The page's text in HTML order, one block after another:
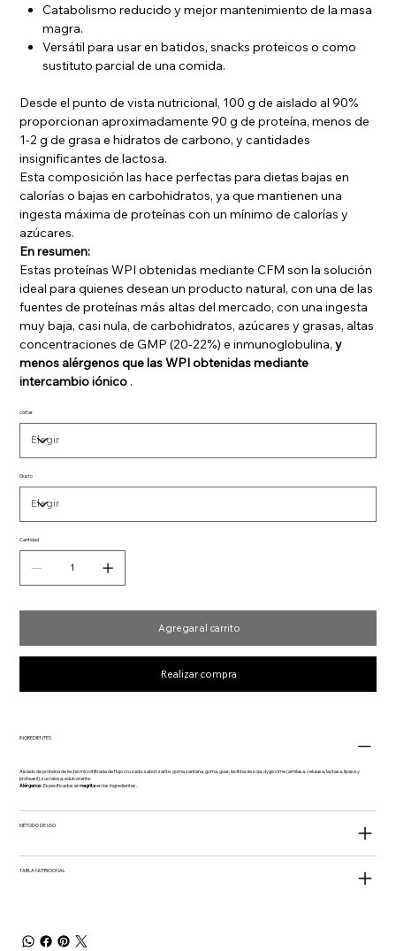
Catabolismo reducido y mejor mantenimiento de la masa
magra.
Versátil para usar en batidos, snacks proteicos o como
sustituto parcial de una comida.
Desde el punto de vista nutricional, 100 g de aislado al 90%
proporcionan aproximadamente 90 g de proteína, menos de
1-2 g de grasa e hidratos de carbono, y cantidades
insignificantes de lactosa.
Esta composición las hace perfectas para dietas bajas en
calorías o bajas en carbohidratos, ya que mantienen una
ingesta máxima de proteínas con un mínimo de calorías y
azúcares.
En resumen:
Estas proteínas WPI obtenidas mediante CFM son la solución
ideal para quienes desean un producto natural, con una de las
fuentes de proteínas más altas del mercado, con una ingesta
muy baja, casi nula, de carbohidratos, azúcares y grasas, altas
concentraciones de GMP (20-22%) e inmunoglobulina,y
menos alérgenos que las WPI obtenidas mediante
intercambio iónico .
cortar
Gusto
Cantidad
Agregar al carrito
Realizar compra
INGREDIENTES
Aislado de proteína de leche microfiltrada de flujo cruzado, saborizante, goma xantana, goma, guar, lecitina de soja, dygezime (amilasa, celulasa, lactasa, lipasa y
proteasil), sucralosa, edulcorante.
Alérgenos:Especificados ennegritaen los ingredientes.
MÉTODO DE USO
TABLA NUTRICIONAL